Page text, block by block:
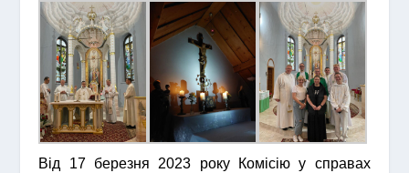
Від 17 березня 2023 року Комісію у справах